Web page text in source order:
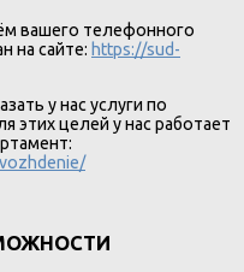
вашего телефонного
на сайте: https://sud-
у нас услуги по
целей у нас работает